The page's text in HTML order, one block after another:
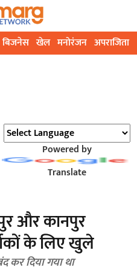
बिजनेस खेल मनोरंजन अपराजिता
Powered by
Translate
और कानपुर
के लिए खुले
कर दिया गया था